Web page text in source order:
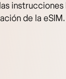
instrucciones
de la eSIM.